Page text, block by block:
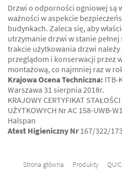
Drzwi o odporności ogniowej są
ważności w aspekcie
budynkach. Zaleca się, aby
utrzymanie drzwi w stanie
trakcie użytkowania drzwi
przeglądom i konserwacji przez
montażową, co najmniej raz w
Krajowa Ocena Techniczna: ITB-
Warszawa 31 sierpnia 2018r.
KRAJOWY CERTYFIKAT
UŻYTKOWYCH Nr AC 158-UWB-
Halspan
Atest Higieniczny Nr167/322/
Strona główna Produkty